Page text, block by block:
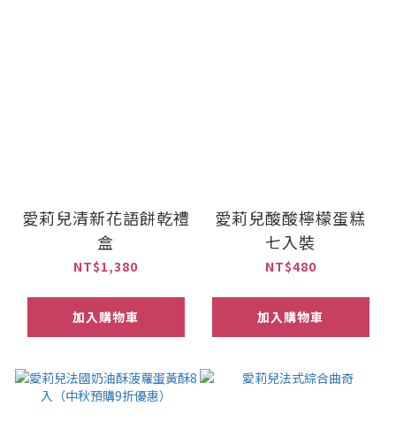
愛莉兒清新花語餅乾禮
盒
NT$1,380
加入購物車
愛莉兒酸酸檸檬蛋糕
七入裝
NT$480
加入購物車